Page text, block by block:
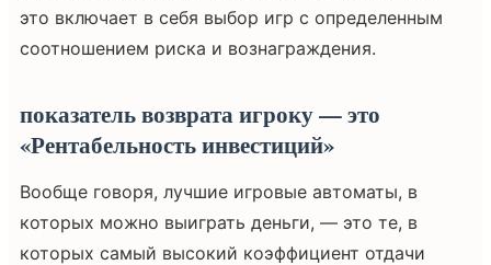
это включает в себя выбор игр с определенным
соотношением риска и вознаграждения.
показатель возврата игроку — это
«Рентабельность инвестиций»
Вообще говоря, лучшие игровые автоматы, в
которых можно выиграть деньги, — это те, в
которых самый высокий коэффициент отдачи